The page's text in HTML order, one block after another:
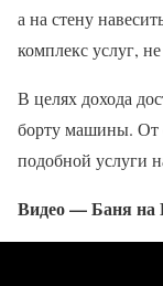
а на стену
комплекс услуг,
В целях дохода
борту машины. От
подобной услуги
Видео — Баня на